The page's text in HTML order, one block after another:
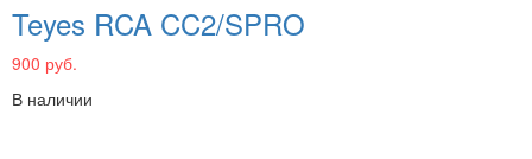
Teyes RCA CC2/SPRO
900 руб.
В наличии